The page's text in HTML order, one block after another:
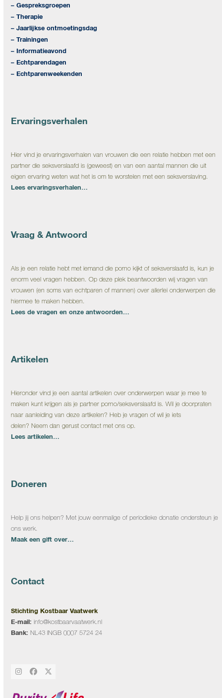
– Gespreksgroepen
– Therapie
– Jaarlijkse ontmoetingsdag
– Trainingen
– Informatieavond
– Echtparendagen
– Echtparenweekenden
Ervaringsverhalen
Hier vind je ervaringsverhalen van vrouwen die een relatie hebben met een
partner die seksverslaafd is (geweest) en van een aantal mannen die uit
eigen ervaring weten wat het is om te worstelen met een seksverslaving.
Lees ervaringsverhalen…
Vraag & Antwoord
Als je een relatie hebt met iemand die porno kijkt of seksverslaafd is, kun je
enorm veel vragen hebben. Op deze plek beantwoorden wij vragen van
vrouwen (en soms van echtparen of mannen) over allerlei onderwerpen die
hiermee te maken hebben.
Lees de vragen en onze antwoorden…
Artikelen
Hieronder vind je een aantal artikelen over onderwerpen waar je mee te
maken kunt krijgen als je partner porno/seksverslaafd is. Wil je doorpraten
naar aanleiding van deze artikelen? Heb je vragen of wil je iets
delen? Neem dan gerust contact met ons op.
Lees artikelen…
Doneren
Help jij ons helpen? Met jouw eenmalige of periodieke donatie ondersteun je
ons werk.
Maak een gift over…
Contact
Stichting Kostbaar Vaatwerk
E-mail: info@kostbaarvaatwerk.nl
Bank: NL43 INGB 0007 5724 24
Instagram
Facebook
Twitter